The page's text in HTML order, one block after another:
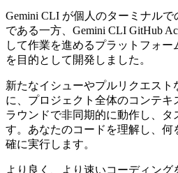
Gemini CLI が個人のターミナル
である一方、Gemini CLI GitHub
して作業を進めるプラットフォ
を目的として開発しました。
新たなイシューやプルリクエス
に、プロジェクト全体のコンテ
ラウンドで非同期的に動作し、タ
す。あなたのコードを理解し、何
確に実行します。
より良く、より速いコーディング